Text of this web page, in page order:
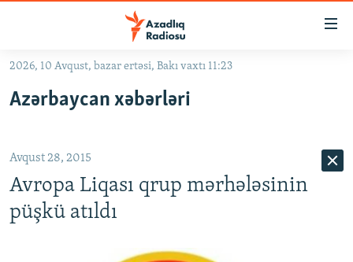
Əsas
qayıt
qayıt
Axtarışa
#ƏSLINDƏ
FƏRQƏ BAX
QANUNI DOĞRU
2026, 10 Avqust, bazar ertəsi, Bakı vaxtı 11:23
Azərbaycan xəbərləri
Avqust 28, 2015
Avropa Liqası qrup mərhələsinin
püşkü atıldı